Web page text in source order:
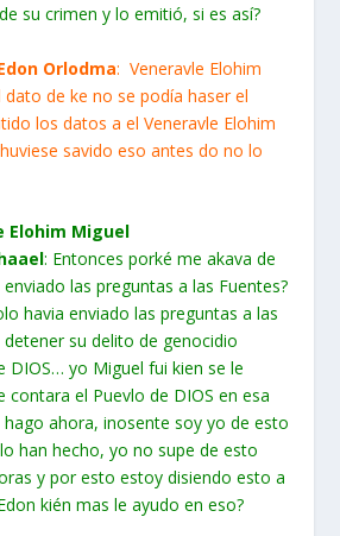
su crimen y lo emitió, si es así?
Orlodma: Veneravle Elohim
de ke no se podía haser el
los datos a el Veneravle Elohim
savido eso antes do no lo
Elohim Miguel
: Entonces porké me akava de
las preguntas a las Fuentes?
havia enviado las preguntas a las
su delito de genocidio
DIOS… yo Miguel fui kien se le
contara el Puevlo de DIOS en esa
ahora, inosente soy yo de esto
han hecho, yo no supe de esto
y por esto estoy disiendo esto a
kién mas le ayudo en eso?